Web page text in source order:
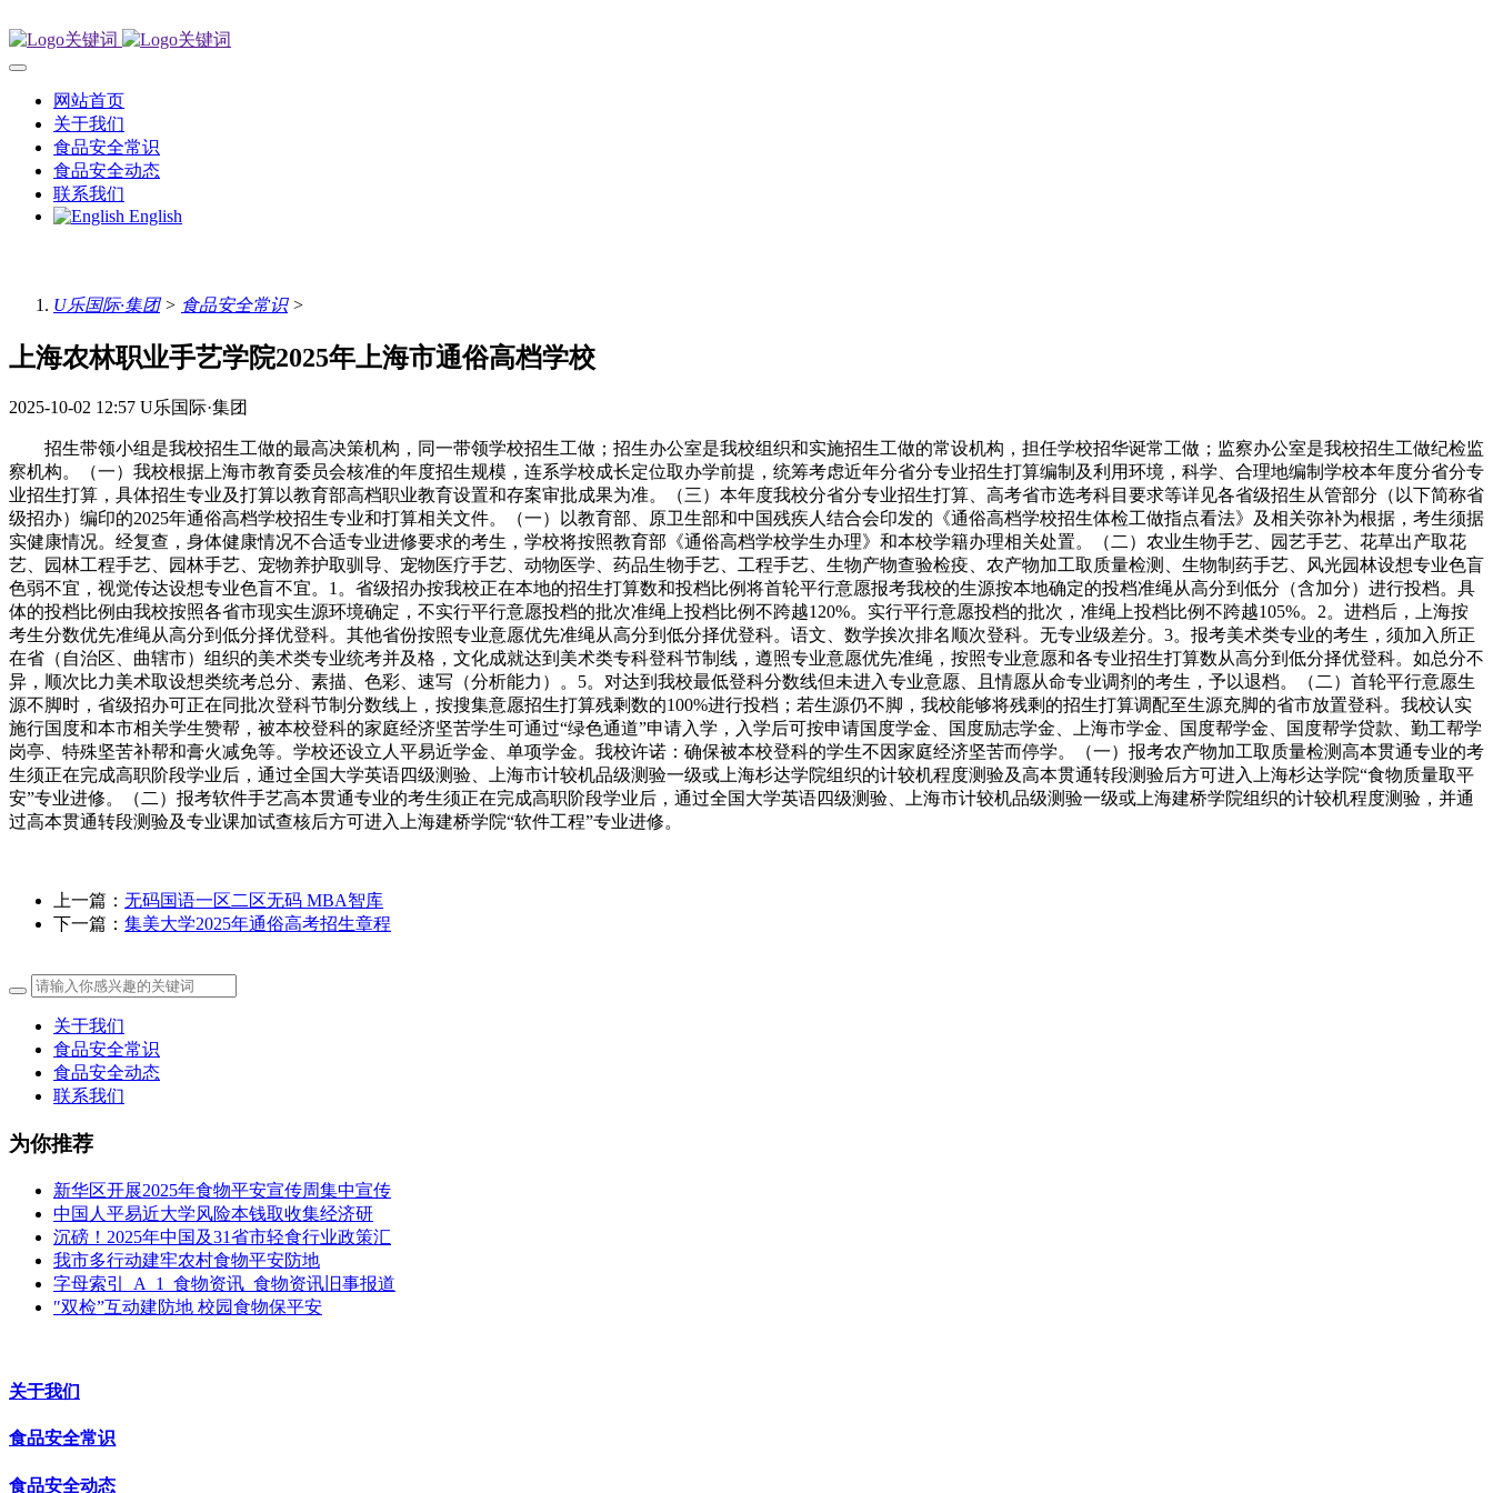
网站首页
关于我们
食品安全常识
食品安全动态
联系我们
English
U乐国际·集团> 食品安全常识>
上海农林职业手艺学院2025年上海市通俗高档学校
2025-10-02 12:57 U乐国际·集团
招生带领小组是我校招生工做的最高决策机构，同一带领学校招生工做；招生办公室是我校组织和实施招生工做的常设机构，担任学校招华诞常工做；监察办公室是我校招生工做纪检监
察机构。（一）我校根据上海市教育委员会核准的年度招生规模，连系学校成长定位取办学前提，统筹考虑近年分省分专业招生打算编制及利用环境，科学、合理地编制学校本年度分省分专
业招生打算，具体招生专业及打算以教育部高档职业教育设置和存案审批成果为准。（三）本年度我校分省分专业招生打算、高考省市选考科目要求等详见各省级招生从管部分（以下简称省
级招办）编印的2025年通俗高档学校招生专业和打算相关文件。（一）以教育部、原卫生部和中国残疾人结合会印发的《通俗高档学校招生体检工做指点看法》及相关弥补为根据，考生须据
实健康情况。经复查，身体健康情况不合适专业进修要求的考生，学校将按照教育部《通俗高档学校学生办理》和本校学籍办理相关处置。（二）农业生物手艺、园艺手艺、花草出产取花
艺、园林工程手艺、园林手艺、宠物养护取驯导、宠物医疗手艺、动物医学、药品生物手艺、工程手艺、生物产物查验检疫、农产物加工取质量检测、生物制药手艺、风光园林设想专业色盲
色弱不宜，视觉传达设想专业色盲不宜。1。省级招办按我校正在本地的招生打算数和投档比例将首轮平行意愿报考我校的生源按本地确定的投档准绳从高分到低分（含加分）进行投档。具
体的投档比例由我校按照各省市现实生源环境确定，不实行平行意愿投档的批次准绳上投档比例不跨越120%。实行平行意愿投档的批次，准绳上投档比例不跨越105%。2。进档后，上海按
考生分数优先准绳从高分到低分择优登科。其他省份按照专业意愿优先准绳从高分到低分择优登科。语文、数学挨次排名顺次登科。无专业级差分。3。报考美术类专业的考生，须加入所正
在省（自治区、曲辖市）组织的美术类专业统考并及格，文化成就达到美术类专科登科节制线，遵照专业意愿优先准绳，按照专业意愿和各专业招生打算数从高分到低分择优登科。如总分不
异，顺次比力美术取设想类统考总分、素描、色彩、速写（分析能力）。5。对达到我校最低登科分数线但未进入专业意愿、且情愿从命专业调剂的考生，予以退档。（二）首轮平行意愿生
源不脚时，省级招办可正在同批次登科节制分数线上，按搜集意愿招生打算残剩数的100%进行投档；若生源仍不脚，我校能够将残剩的招生打算调配至生源充脚的省市放置登科。我校认实
施行国度和本市相关学生赞帮，被本校登科的家庭经济坚苦学生可通过“绿色通道”申请入学，入学后可按申请国度学金、国度励志学金、上海市学金、国度帮学金、国度帮学贷款、勤工帮学
岗亭、特殊坚苦补帮和膏火减免等。学校还设立人平易近学金、单项学金。我校许诺：确保被本校登科的学生不因家庭经济坚苦而停学。（一）报考农产物加工取质量检测高本贯通专业的考
生须正在完成高职阶段学业后，通过全国大学英语四级测验、上海市计较机品级测验一级或上海杉达学院组织的计较机程度测验及高本贯通转段测验后方可进入上海杉达学院“食物质量取平
安”专业进修。（二）报考软件手艺高本贯通专业的考生须正在完成高职阶段学业后，通过全国大学英语四级测验、上海市计较机品级测验一级或上海建桥学院组织的计较机程度测验，并通
过高本贯通转段测验及专业课加试查核后方可进入上海建桥学院“软件工程”专业进修。
上一篇： 无码国语一区二区无码 MBA智库
下一篇： 集美大学2025年通俗高考招生章程
关于我们
食品安全常识
食品安全动态
联系我们
为你推荐
新华区开展2025年食物平安宣传周集中宣传
中国人平易近大学风险本钱取收集经济研
沉磅！2025年中国及31省市轻食行业政策汇
我市多行动建牢农村食物平安防地
字母索引_A_1_食物资讯_食物资讯旧事报道
″双检”互动建防地 校园食物保平安
关于我们
食品安全常识
食品安全动态